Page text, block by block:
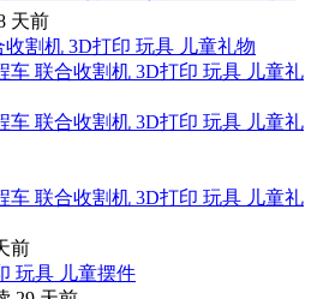
天前
割机 3D打印 玩具 儿童礼物
前
玩具 儿童摆件